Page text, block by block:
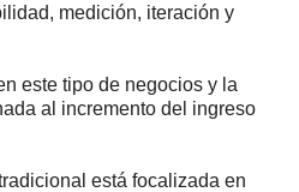
medición, iteración y
este tipo de negocios y la
al incremento del ingreso
está focalizada en